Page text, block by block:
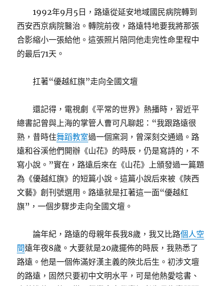
1992年9月5日，路遠從延安地域國民病院轉到
西安西京病院醫治。轉院前夜，路遠特地要我將那張
合影縮小一張給他。這張照片陪同他走完性命里程中
的最后71天。
扛著“優越紅旗”走向全國文壇
還記得，電視劇《平常的世界》熱播時，習近平
總書記曾與上海的掌管人曹可凡聊起：“我跟路遠很
熟，昔時住舞蹈教室過一個窯洞，曾深刻交通過。路
遠和谷溪他們開辦《山花》的時辰，仍是寫詩的，不
寫小說。”實在，路遠后來在《山花》上頒發過一篇題
為《優越紅旗》的短篇小說。這篇小說后來被《陜西
文藝》創刊號選用。路遠就是扛著這一面“優越紅
旗”，一個步驟步走向全國文壇。
論年紀，路遠的母親年長我8歲，我又比路個人空
間遠年夜8歲。大要就是20歲擺佈的時辰，我熟悉了
路遠。他是一個佈滿好漢主義的陜北后生。初涉文壇
的路遠，固然只要初中文明水平，可是他熱愛唸書、